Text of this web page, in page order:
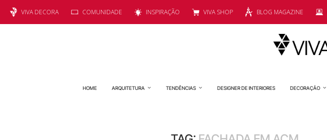
VIVA DECORA COMUNIDADE INSPIRAÇÃO VIVA SHOP BLOG MAGAZINE
HOME ARQUITETURA TENDÊNCIAS DESIGNER DE INTERIORES DECORAÇÃO